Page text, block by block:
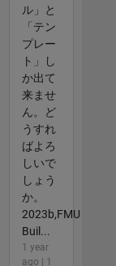
ル」と
「テン
プレー
ト」し
か出て
来ませ
ん。ど
うすれ
ばよろ
しいで
しょう
か。
2023b,FMU
Buil...
1 year
ago | 1